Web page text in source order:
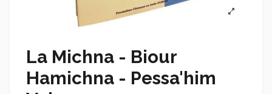
La Michna - Biour
Hamichna - Pessa'him